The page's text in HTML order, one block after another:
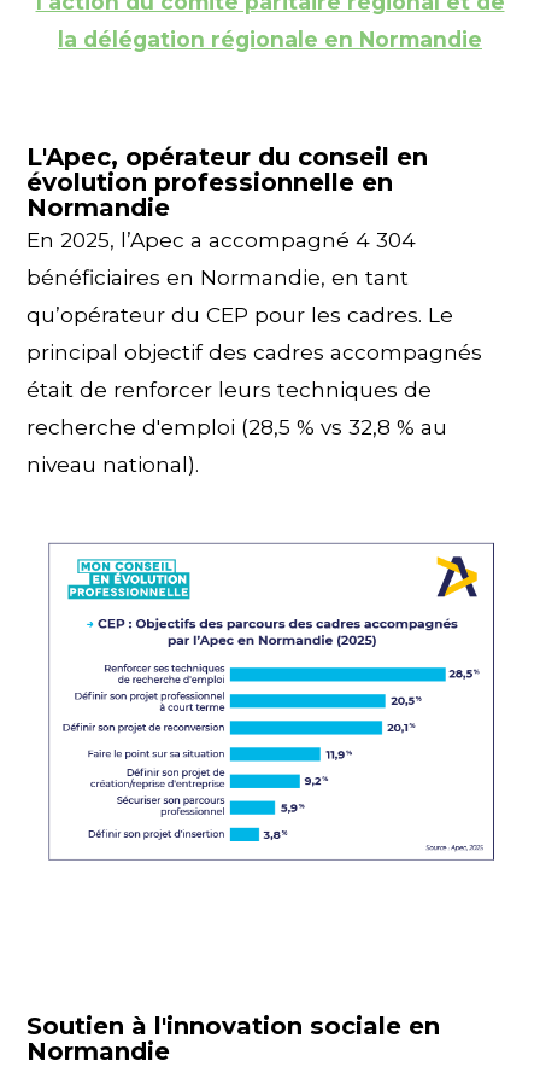
la délégation régionale en Normandie
L'Apec, opérateur du conseil en
évolution professionnelle en
Normandie
En 2025, l’Apec a accompagné 4 304
bénéficiaires en Normandie, en tant
qu’opérateur du CEP pour les cadres. Le
principal objectif des cadres accompagnés
était de renforcer leurs techniques de
recherche d'emploi (28,5 % vs 32,8 % au
niveau national).
Soutien à l'innovation sociale en
Normandie